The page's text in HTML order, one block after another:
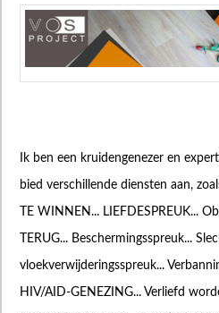
Ik ben een kruidengenezer en
bied verschillende diensten aan,
TE WINNEN... LIEFDESPREUK...
TERUG... Beschermingsspreuk...
vloekverwijderingsspreuk...
HIV/AID-GENEZING... Verliefd